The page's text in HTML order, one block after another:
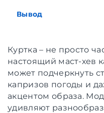
Вывод
Куртка – не просто
настоящий маст-хев
может подчеркнуть
капризов погоды и
акцентом образа.
удивляют